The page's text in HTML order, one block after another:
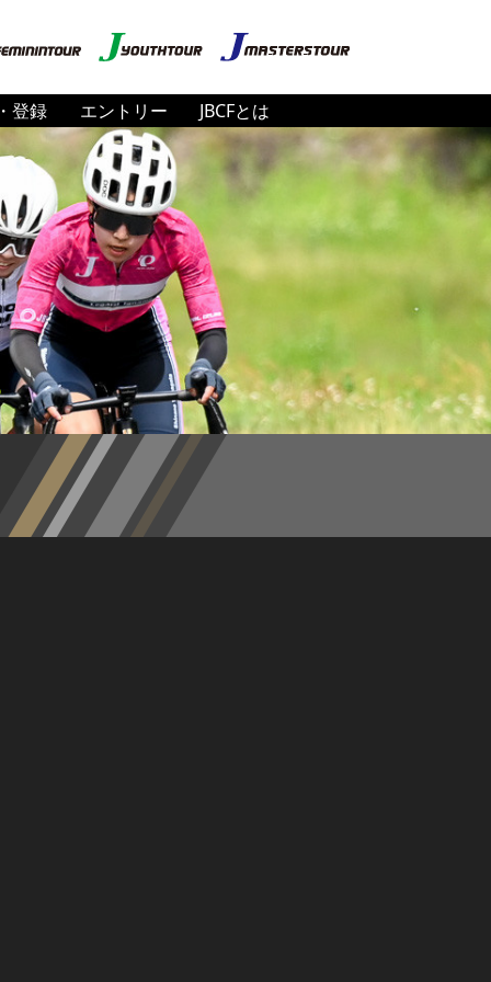
登録 エントリー JBCFとは